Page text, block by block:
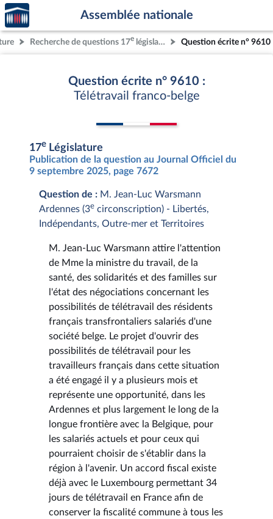
Aller au contenu
Aller en bas de la page
Accèder
à la
page
d'accueil
Assemblée nationale
Recherche de questions 17e législature Question écrite n° 9610
Question écrite n° 9610 :
Télétravail franco-belge
17e Législature
Publication de la question au Journal Officiel du
9 septembre 2025, page 7672
Question de : M. Jean-Luc Warsmann
Ardennes (3e circonscription) - Libertés,
Indépendants, Outre-mer et Territoires
M. Jean-Luc Warsmann attire l'attention
de Mme la ministre du travail, de la
santé, des solidarités et des familles sur
l'état des négociations concernant les
possibilités de télétravail des résidents
français transfrontaliers salariés d'une
société belge. Le projet d'ouvrir des
possibilités de télétravail pour les
travailleurs français dans cette situation
a été engagé il y a plusieurs mois et
représente une opportunité, dans les
Ardennes et plus largement le long de la
longue frontière avec la Belgique, pour
les salariés actuels et pour ceux qui
pourraient choisir de s'établir dans la
région à l'avenir. Un accord fiscal existe
déjà avec le Luxembourg permettant 34
jours de télétravail en France afin de
conserver la fiscalité commune à tous les